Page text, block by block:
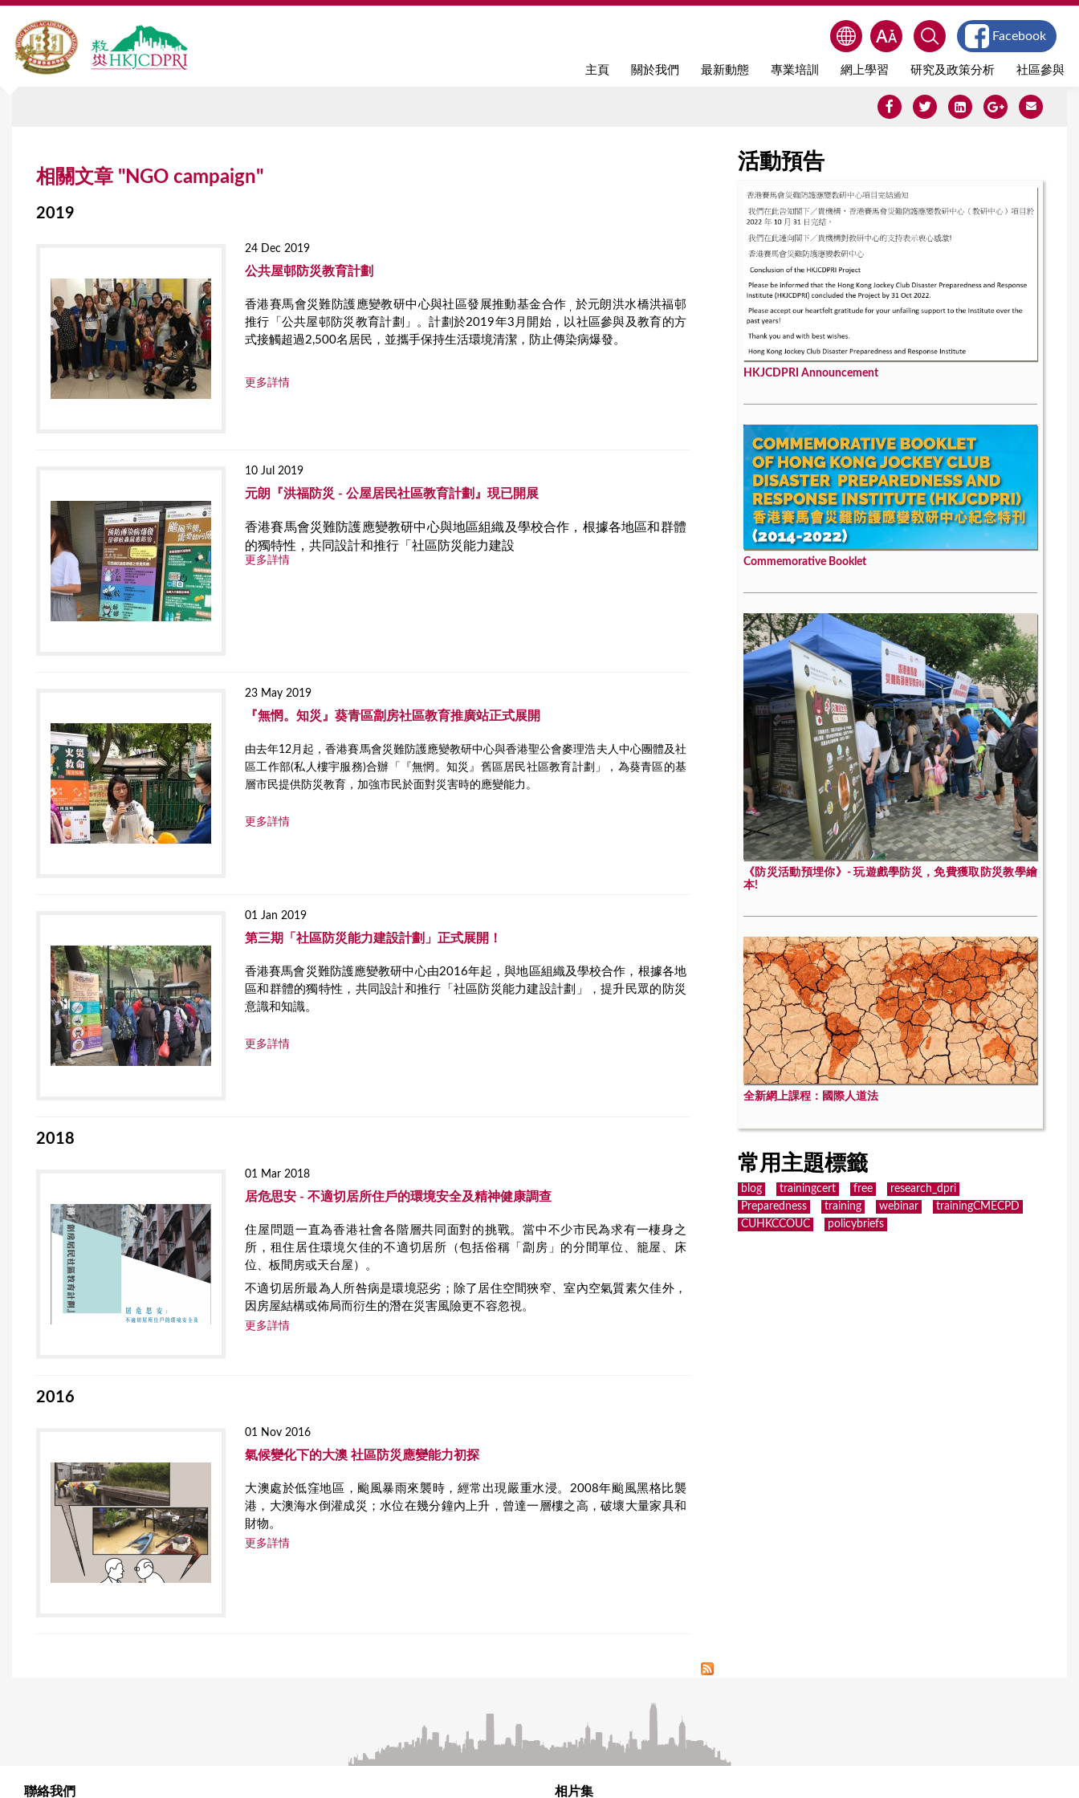
Jump to navigation
主頁 關於我們 最新動態 專業培訓 網上學習 研究及政策分析 社區參與
Facebook
相關文章 "NGO campaign"
2019
24 Dec 2019
公共屋邨防災教育計劃
香港賽馬會災難防護應變教研中心與社區發展推動基金合作 ， 於元朗洪水橋洪福邨
推行「公共屋邨防災教育計劃」。計劃於2019年3月開始，以社區參與及教育的方
式接觸超過2,500名居民，並攜手保持生活環境清潔，防止傳染病爆發。
更多詳情
10 Jul 2019
元朗『洪福防災 - 公屋居民社區教育計劃』現已開展
香港賽馬會災難防護應變教研中心與地區組織及學校合作，根據各地區和群體
的獨特性，共同設計和推行「社區防災能力建設
更多詳情
23 May 2019
『無惘。知災』葵青區劏房社區教育推廣站正式展開
由去年12月起，香港賽馬會災難防護應變教研中心與香港聖公會麥理浩夫人中心團體及社
區工作部(私人樓宇服務)合辦「『無惘。知災』舊區居民社區教育計劃」，為葵青區的基
層市民提供防災教育，加強市民於面對災害時的應變能力。
更多詳情
01 Jan 2019
第三期「社區防災能力建設計劃」正式展開！
香港賽馬會災難防護應變教研中心由2016年起，與地區組織及學校合作，根據各地
區和群體的獨特性，共同設計和推行「社區防災能力建設計劃」，提升民眾的防災
意識和知識。
更多詳情
2018
01 Mar 2018
居危思安 - 不適切居所住戶的環境安全及精神健康調查
住屋問題一直為香港社會各階層共同面對的挑戰。當中不少市民為求有一棲身之
所，租住居住環境欠佳的不適切居所（包括俗稱「劏房」的分間單位、籠屋、床
位、板間房或天台屋）。
不適切居所最為人所咎病是環境惡劣；除了居住空間狹窄、室內空氣質素欠佳外，
因房屋結構或佈局而衍生的潛在災害風險更不容忽視。
更多詳情
2016
01 Nov 2016
氣候變化下的大澳 社區防災應變能力初探
大澳處於低窪地區，颱風暴雨來襲時，經常出現嚴重水浸。2008年颱風黑格比襲
港，大澳海水倒灌成災；水位在幾分鐘內上升，曾達一層樓之高，破壞大量家具和
財物。
更多詳情
活動預告
HKJCDPRI Announcement
Commemorative Booklet
《防災活動預埋你》- 玩遊戲學防災，免費獲取防災教學繪
本!
全新網上課程：國際人道法
常用主題標籤
blog trainingcert free
research_dpri
Preparedness
training webinar
trainingCMECPD
CUHKCCOUC
policybriefs
聯絡我們 相片集